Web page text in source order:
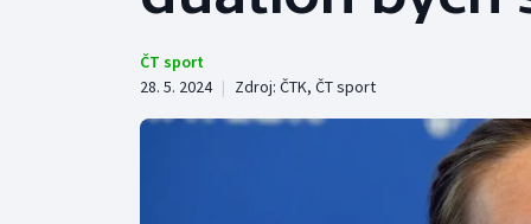
Cyklistika
Boby a skeleton
ČT sport
28. 5. 2024 | Zdroj: ČTK, ČT sport